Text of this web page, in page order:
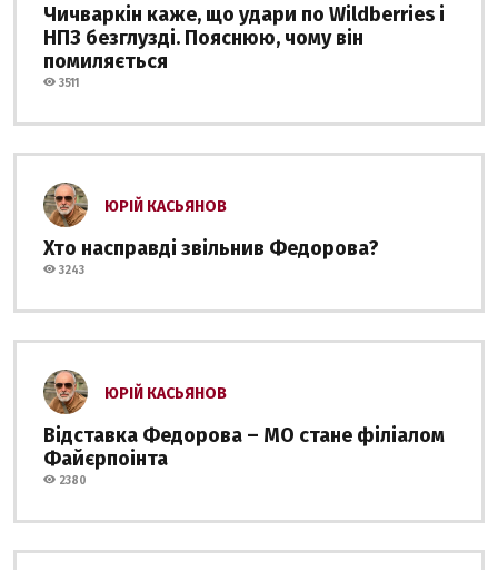
Чичваркін каже, що удари по Wildberries і
НПЗ безглузді. Пояснюю, чому він
помиляється
3511
ЮРІЙ КАСЬЯНОВ
Хто насправді звільнив Федорова?
3243
ЮРІЙ КАСЬЯНОВ
Відставка Федорова – МО стане філіалом
Файєрпоінта
2380